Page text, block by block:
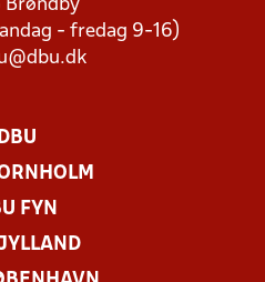
Brøndby
- fredag 9-16)
DBU
FYN